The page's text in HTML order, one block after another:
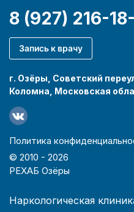
8 (927) 216-
Запись к врачу
г. Озёры, Советский
Коломна, Московская
Политика
© 2010 - 2026
РЕХАБ Озёры
Наркологическая